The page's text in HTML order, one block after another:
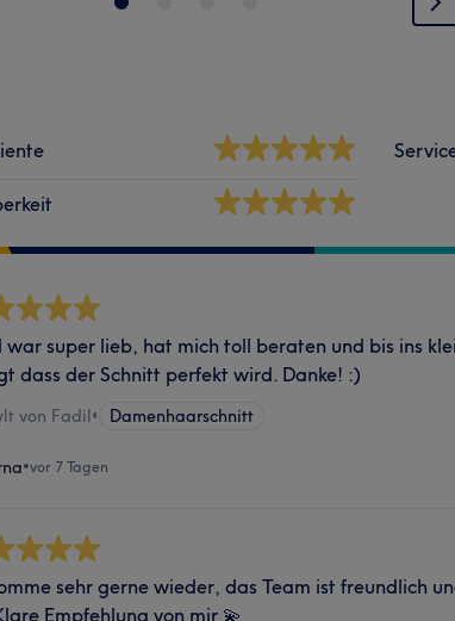
war super lieb, hat mich toll beraten und bis ins
dass der Schnitt perfekt wird. Danke! :)
von Fadil• Damenhaarschnitt
•vor 7 Tagen
sehr gerne wieder, das Team ist freundlich
Empfehlung von mir 💫